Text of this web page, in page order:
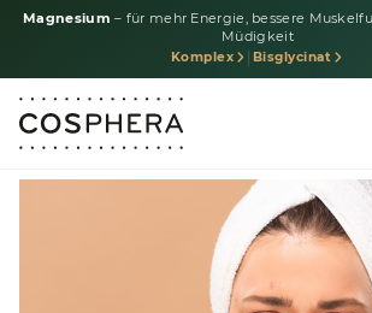
Magnesium – für mehr Energie, bessere
Müdigkeit
Komplex Bisglycinat